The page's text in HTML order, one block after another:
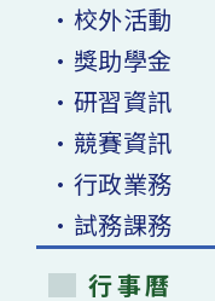
•校外活動
•獎助學金
•研習資訊
•競賽資訊
•行政業務
•試務課務
行事曆